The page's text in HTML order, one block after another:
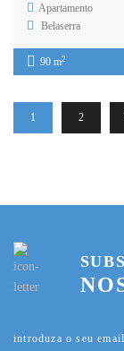
Apartamento
Belaserra
90 m2
1 2